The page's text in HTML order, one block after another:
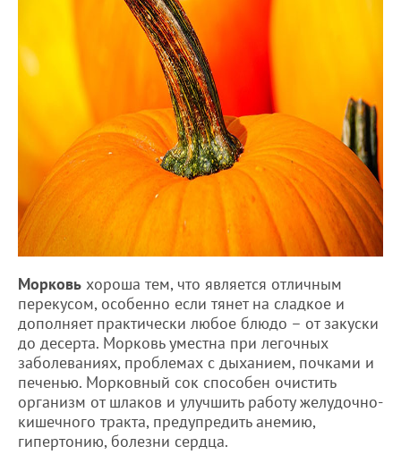
Морковь хороша тем, что является отличным
перекусом, особенно если тянет на сладкое и
дополняет практически любое блюдо – от закуски
до десерта. Морковь уместна при легочных
заболеваниях, проблемах с дыханием, почками и
печенью. Морковный сок способен очистить
организм от шлаков и улучшить работу желудочно-
кишечного тракта, предупредить анемию,
гипертонию, болезни сердца.